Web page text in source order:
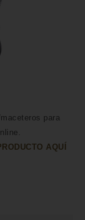
para
AQUÍ